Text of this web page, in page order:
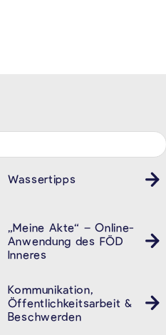
Wassertipps
„Meine Akte“ – Online-
Anwendung des FÖD
Inneres
Kommunikation,
Öffentlichkeitsarbeit &
Beschwerden